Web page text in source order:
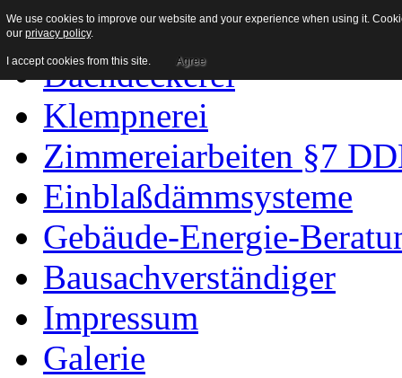
Home
Dachdeckerei
Klempnerei
Zimmereiarbeiten §7
Einblaßdämmsysteme
Gebäude-Energie-
Bausachverständiger
Impressum
Galerie
We use cookies to improve our website and your experience when using it.
our privacy policy.
I accept cookies from this site. Agree